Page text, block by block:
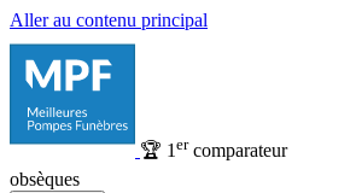
Aller au contenu principal
🏆 1 ercomparateur
obsèques